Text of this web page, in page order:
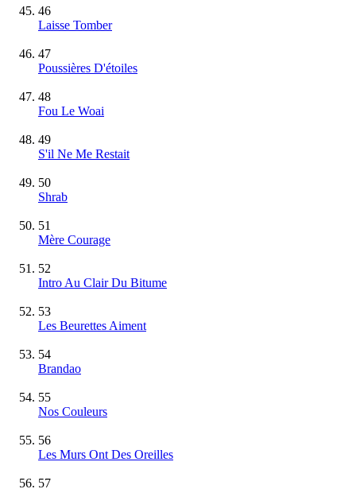
46
Laisse Tomber
47
Poussières D'étoiles
48
Fou Le Woai
49
S'il Ne Me Restait
50
Shrab
51
Mère Courage
52
Intro Au Clair Du Bitume
53
Les Beurettes Aiment
54
Brandao
55
Nos Couleurs
56
Les Murs Ont Des Oreilles
57